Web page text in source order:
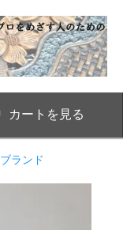
カートを見る
ランド